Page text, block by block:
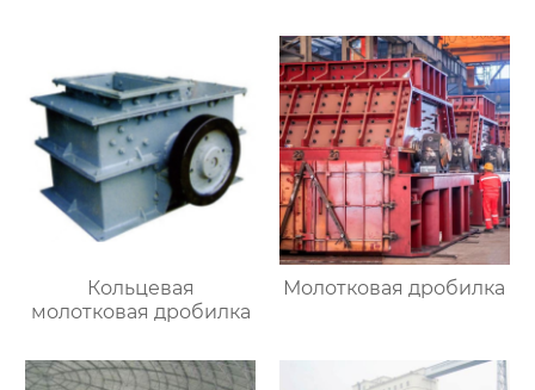
Кольцевая
молотковая дробилка
Молотковая дробилка